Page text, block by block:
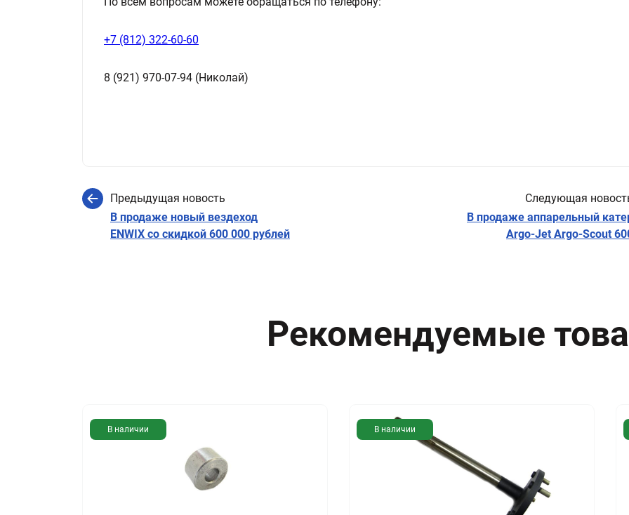
+7 (812) 322-60-60
8 (921) 970-07-94 (Николай)
Предыдущая новость
В продаже новый вездеход
ENWIX со скидкой 600 000 рублей
Следующая
В продаже аппарельный
Argo-Jet Argo-Scout
Рекомендуемые
В наличии В наличии